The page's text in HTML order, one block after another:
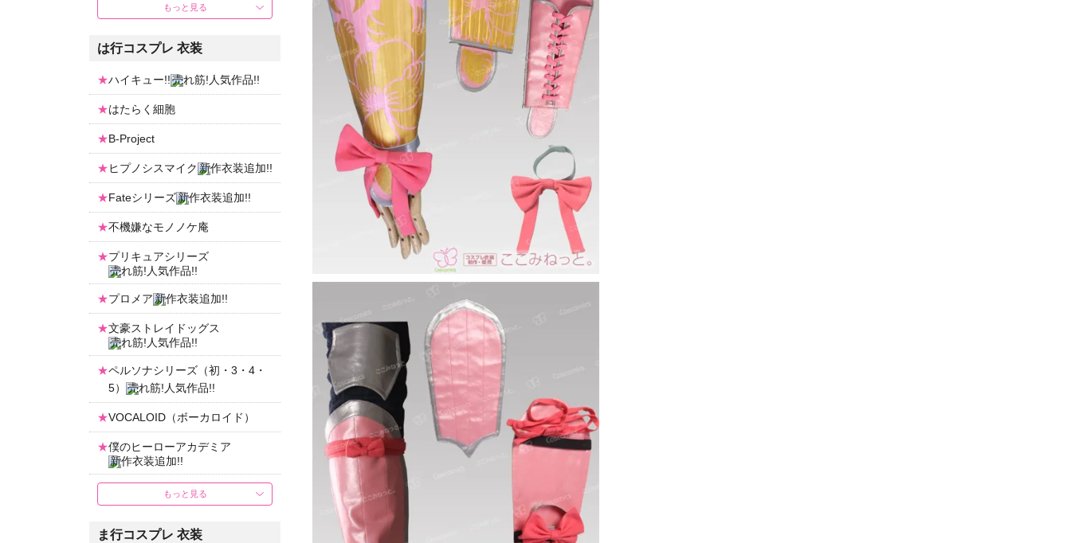
もっと見る
は行コスプレ 衣装
ハイキュー!!
はたらく細胞
B-Project
ヒプノシスマイク
Fateシリーズ
不機嫌なモノノケ庵
プリキュアシリーズ
プロメア
文豪ストレイドッグス
ペルソナシリーズ（初・3・4・
5）
VOCALOID（ボーカロイド）
僕のヒーローアカデミア
もっと見る
ま行コスプレ 衣装